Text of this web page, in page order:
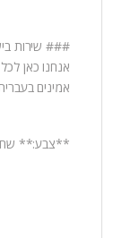
### שירות
אנחנו כאן
אמינים
**צבע:**